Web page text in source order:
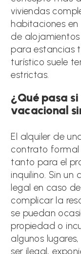
viviendas
habitaciones en
de
para estancias
turístico suele
estrictas.
¿Qué pasa
vacacional
El alquiler de
contrato formal
tanto para el
inquilino. Sin un
legal en caso
complicar la
se puedan
propiedad o
algunos
ser ilegal,